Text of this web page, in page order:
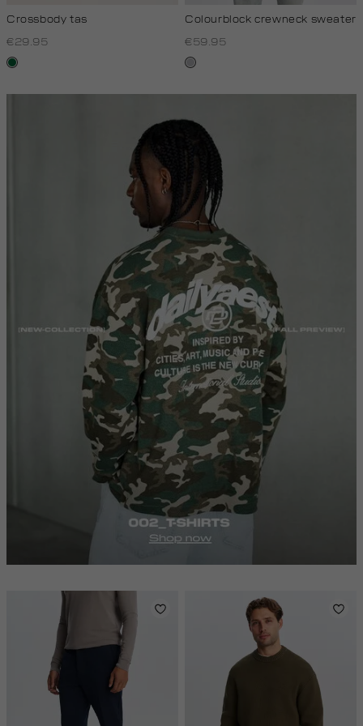
Crossbody tas
€29.95
donkergroen
Colourblock crewneck sweater
€59.95
lichtgrijs